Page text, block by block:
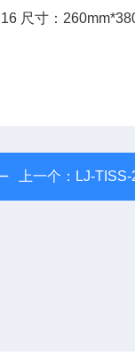
16 尺寸：
上一个： LJ-